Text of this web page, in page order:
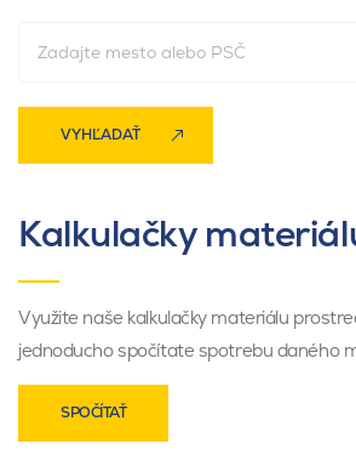
VYHĽADAŤ
Kalkulačky
Využite naše kalkulačky materiálu
jednoducho spočítate spotrebu daného
SPOČÍTAŤ